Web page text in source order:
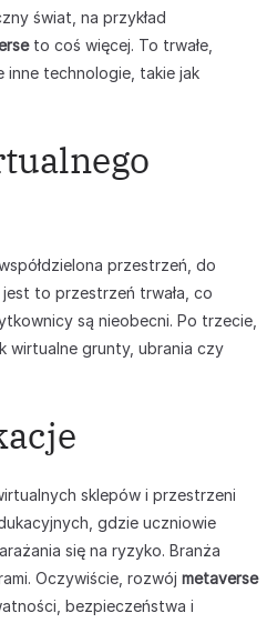
świat, na przykład
to coś więcej. To trwałe,
inne technologie, takie jak
przestrzeń, do
to przestrzeń trwała, co
są nieobecni. Po trzecie,
wirtualne grunty, ubrania czy
sklepów i przestrzeni
gdzie uczniowie
się na ryzyko. Branża
Oczywiście, rozwój metaverse
bezpieczeństwa i